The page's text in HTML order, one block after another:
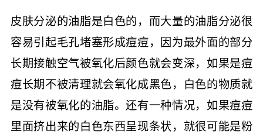
皮肤分泌的油脂是白色的，而大量的油脂分泌很
容易引起毛孔堵塞形成痘痘，因为最外面的部分
长期接触空气被氧化后颜色就会变深，如果是痘
痘长期不被清理就会氧化成黑色，白色的物质就
是没有被氧化的油脂。还有一种情况，如果痘痘
里面挤出来的白色东西呈现条状，就很可能是粉